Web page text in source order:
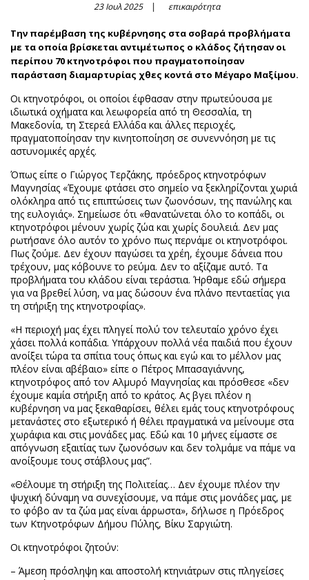
23 Ιουλ 2025 επικαιρότητα
Την παρέμβαση της κυβέρνησης στα σοβαρά προβλήματα
με τα οποία βρίσκεται αντιμέτωπος ο κλάδος ζήτησαν οι
περίπου 70 κτηνοτρόφοι που πραγματοποίησαν
παράσταση διαμαρτυρίας χθες κοντά στο Μέγαρο Μαξίμου.
Οι κτηνοτρόφοι, οι οποίοι έφθασαν στην πρωτεύουσα με
ιδιωτικά οχήματα και λεωφορεία από τη Θεσσαλία, τη
Μακεδονία, τη Στερεά Ελλάδα και άλλες περιοχές,
πραγματοποίησαν την κινητοποίηση σε συνεννόηση με τις
αστυνομικές αρχές.
Όπως είπε ο Γιώργος Τερζάκης, πρόεδρος κτηνοτρόφων
Μαγνησίας «Έχουμε φτάσει στο σημείο να ξεκληρίζονται χωριά
ολόκληρα από τις επιπτώσεις των ζωονόσων, της πανώλης και
της ευλογιάς». Σημείωσε ότι «θανατώνεται όλο το κοπάδι, οι
κτηνοτρόφοι μένουν χωρίς ζώα και χωρίς δουλειά. Δεν μας
ρωτήσανε όλο αυτόν το χρόνο πως περνάμε οι κτηνοτρόφοι.
Πως ζούμε. Δεν έχουν παγώσει τα χρέη, έχουμε δάνεια που
τρέχουν, μας κόβουνε το ρεύμα. Δεν το αξίζαμε αυτό. Τα
προβλήματα του κλάδου είναι τεράστια. Ήρθαμε εδώ σήμερα
για να βρεθεί λύση, να μας δώσουν ένα πλάνο πενταετίας για
τη στήριξη της κτηνοτροφίας».
«Η περιοχή μας έχει πληγεί πολύ τον τελευταίο χρόνο έχει
χάσει πολλά κοπάδια. Υπάρχουν πολλά νέα παιδιά που έχουν
ανοίξει τώρα τα σπίτια τους όπως και εγώ και το μέλλον μας
πλέον είναι αβέβαιο» είπε ο Πέτρος Μπασαγιάννης,
κτηνοτρόφος από τον Αλμυρό Μαγνησίας και πρόσθεσε «δεν
έχουμε καμία στήριξη από το κράτος. Ας βγει πλέον η
κυβέρνηση να μας ξεκαθαρίσει, θέλει εμάς τους κτηνοτρόφους
μετανάστες στο εξωτερικό ή θέλει πραγματικά να μείνουμε στα
χωράφια και στις μονάδες μας. Εδώ και 10 μήνες είμαστε σε
απόγνωση εξαιτίας των ζωονόσων και δεν τολμάμε να πάμε να
ανοίξουμε τους στάβλους μας”.
«Θέλουμε τη στήριξη της Πολιτείας… Δεν έχουμε πλέον την
ψυχική δύναμη να συνεχίσουμε, να πάμε στις μονάδες μας, με
το φόβο αν τα ζώα μας είναι άρρωστα», δήλωσε η Πρόεδρος
των Κτηνοτρόφων Δήμου Πύλης, Βίκυ Σαργιώτη.
Οι κτηνοτρόφοι ζητούν:
– Άμεση πρόσληψη και αποστολή κτηνιάτρων στις πληγείσες